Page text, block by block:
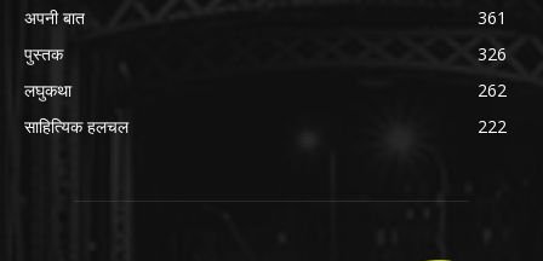
अपनी बात
361
पुस्तक
326
लघुकथा
262
साहित्यिक हलचल
222